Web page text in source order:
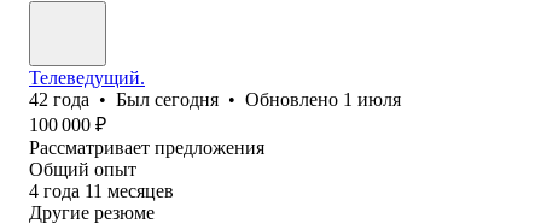
Телеведущий.
42 года • Был сегодня • Обновлено 1 июля
100 000 ₽
Рассматривает предложения
Общий опыт
4 года 11 месяцев
Другие резюме